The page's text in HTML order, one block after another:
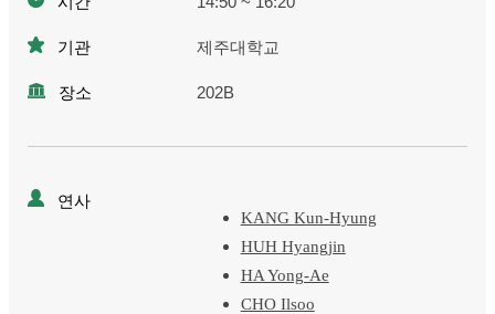
기관 제주대학교
장소 202B
연사
KANG Kun-Hyung
HUH Hyangjin
HA Yong-Ae
CHO Ilsoo